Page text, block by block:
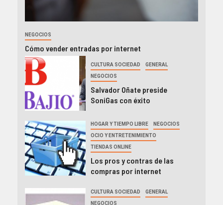
NEGOCIOS
Cómo vender entradas por internet
CULTURA SOCIEDAD GENERAL
NEGOCIOS
Salvador Oñate preside
SoniGas con éxito
HOGAR Y TIEMPO LIBRE NEGOCIOS
OCIO Y ENTRETENIMIENTO
TIENDAS ONLINE
Los pros y contras de las
compras por internet
CULTURA SOCIEDAD GENERAL
NEGOCIOS